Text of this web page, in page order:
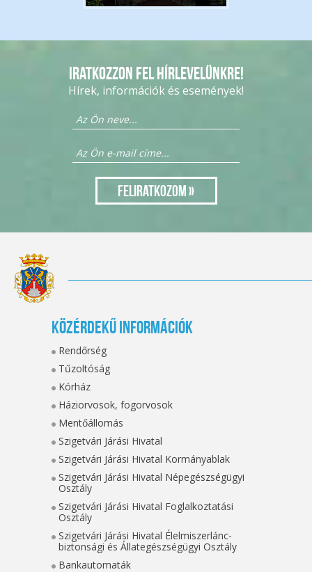
Iratkozzon fel hírlevelünkre!
Hírek, információk és események!
Közérdekű információk
Rendőrség
Tűzoltóság
Kórház
Háziorvosok, fogorvosok
Mentőállomás
Szigetvári Járási Hivatal
Szigetvári Járási Hivatal Kormányablak
Szigetvári Járási Hivatal Népegészségügyi
Osztály
Szigetvári Járási Hivatal Foglalkoztatási
Osztály
Szigetvári Járási Hivatal Élelmiszerlánc-
biztonsági és Állategészségügyi Osztály
Bankautomaták